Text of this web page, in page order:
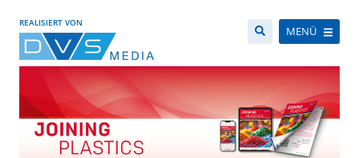
REALISIERT VON
MENÜ